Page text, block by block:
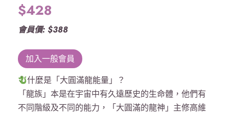
$428
會員價: $388
加入一般會員
什麼是「大圓滿龍能量」？
「龍族」本是在宇宙中有久遠歷史的生命體，他們有
不同階級及不同的能力，「大圓滿的龍神」主修高維